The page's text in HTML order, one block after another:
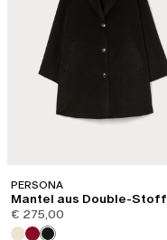
PERSONA
Mantel aus Double-Stoff
€ 275,00